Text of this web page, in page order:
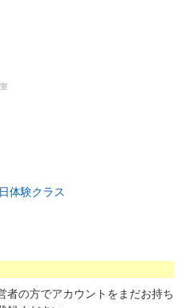
体験クラス
者の方でアカウントをまだお持ち